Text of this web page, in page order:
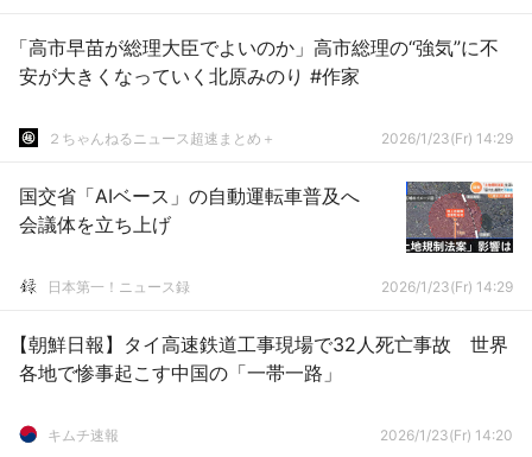
「高市早苗が総理大臣でよいのか」高市総理の“強気”に不
安が大きくなっていく北原みのり #作家
２ちゃんねるニュース超速まとめ＋ 2026/1/23(Fr) 14:29
国交省「AIベース」の自動運転車普及へ
会議体を立ち上げ
日本第一！ニュース録 2026/1/23(Fr) 14:29
【朝鮮日報】タイ高速鉄道工事現場で32人死亡事故 世界
各地で惨事起こす中国の「一帯一路」
キムチ速報 2026/1/23(Fr) 14:20